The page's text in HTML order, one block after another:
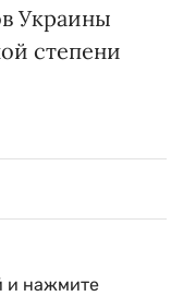
Украины
степени
и нажмите